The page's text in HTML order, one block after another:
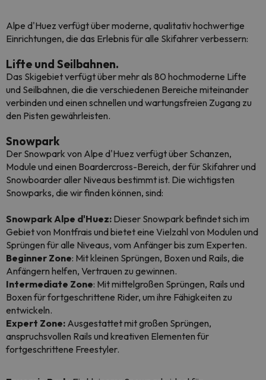
Alpe d'Huez verfügt über moderne, qualitativ hochwertige
Einrichtungen, die das Erlebnis für alle Skifahrer verbessern:
Lifte und Seilbahnen.
Das Skigebiet verfügt über mehr als 80 hochmoderne Lifte
und Seilbahnen, die die verschiedenen Bereiche miteinander
verbinden und einen schnellen und wartungsfreien Zugang zu
den Pisten gewährleisten.
Snowpark
Der Snowpark von Alpe d'Huez verfügt über Schanzen,
Module und einen Boardercross-Bereich, der für Skifahrer und
Snowboarder aller Niveaus bestimmt ist. Die wichtigsten
Snowparks, die wir finden können, sind:
Snowpark Alpe d'Huez: Dieser Snowpark befindet sich im
Gebiet von Montfrais und bietet eine Vielzahl von Modulen und
Sprüngen für alle Niveaus, vom Anfänger bis zum Experten.
Beginner Zone: Mit kleinen Sprüngen, Boxen und Rails, die
Anfängern helfen, Vertrauen zu gewinnen.
Intermediate Zone: Mit mittelgroßen Sprüngen, Rails und
Boxen für fortgeschrittene Rider, um ihre Fähigkeiten zu
entwickeln.
Expert Zone: Ausgestattet mit großen Sprüngen,
anspruchsvollen Rails und kreativen Elementen für
fortgeschrittene Freestyler.